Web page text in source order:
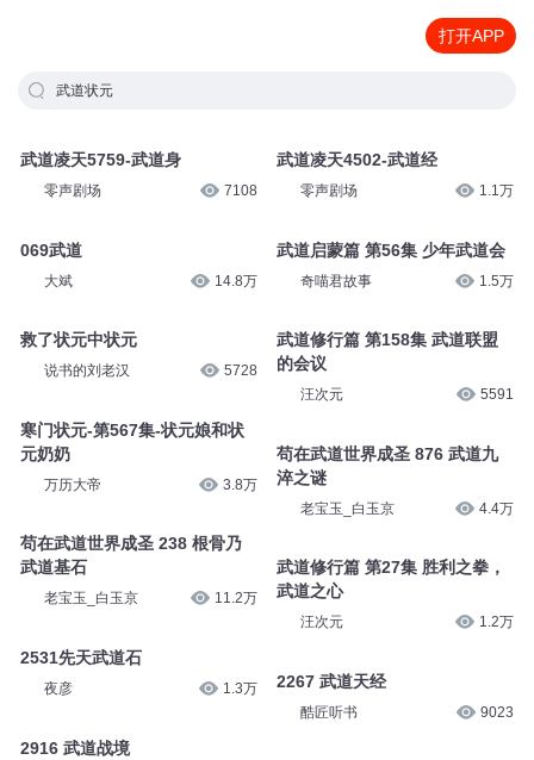
打开APP
武道状元
武道凌天5759-武道身
零声剧场 7108
069武道
大斌 14.8万
救了状元中状元
说书的刘老汉 5728
寒门状元-第567集-状元娘和状
元奶奶
万历大帝 3.8万
苟在武道世界成圣 238 根骨乃
武道基石
老宝玉_白玉京 11.2万
2531先天武道石
夜彦 1.3万
2916 武道战境
武道凌天4502-武道经
零声剧场 1.1万
武道启蒙篇 第56集 少年武道会
奇喵君故事 1.5万
武道修行篇 第158集 武道联盟
的会议
汪次元 5591
苟在武道世界成圣 876 武道九
淬之谜
老宝玉_白玉京 4.4万
武道修行篇 第27集 胜利之拳，
武道之心
汪次元 1.2万
2267 武道天经
酷匠听书 9023